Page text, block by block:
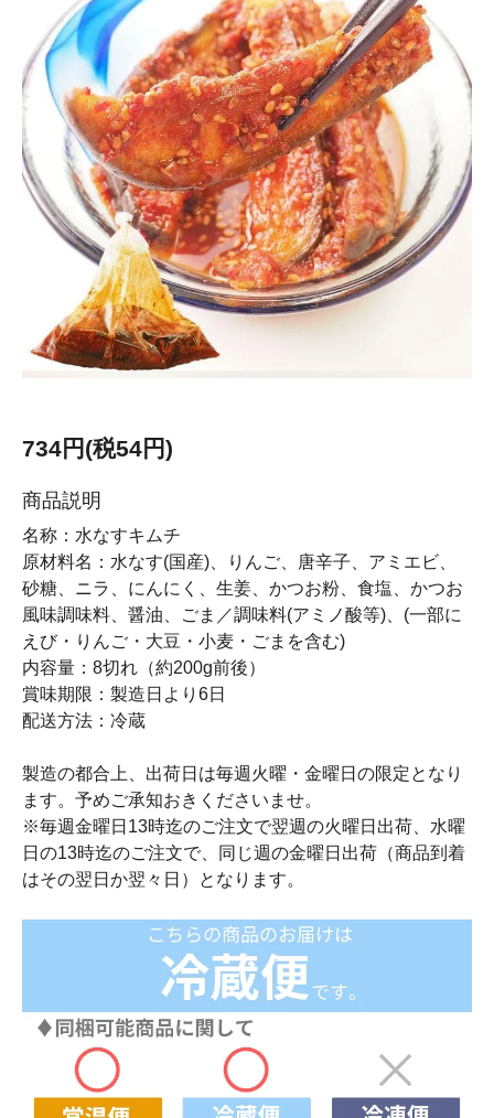
734円(税54円)
商品説明
名称：水なすキムチ
原材料名：水なす(国産)、りんご、唐辛子、アミエビ、
砂糖、ニラ、にんにく、生姜、かつお粉、食塩、かつお
風味調味料、醤油、ごま／調味料(アミノ酸等)、(一部に
えび・りんご・大豆・小麦・ごまを含む)
内容量：8切れ（約200g前後）
賞味期限：製造日より6日
配送方法：冷蔵
製造の都合上、出荷日は毎週火曜・金曜日の限定となり
ます。予めご承知おきくださいませ。
※毎週金曜日13時迄のご注文で翌週の火曜日出荷、水曜
日の13時迄のご注文で、同じ週の金曜日出荷（商品到着
はその翌日か翌々日）となります。